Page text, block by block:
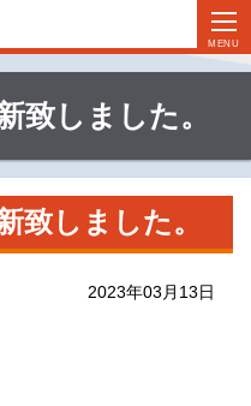
致しました。
致しました。
2023年03月13日